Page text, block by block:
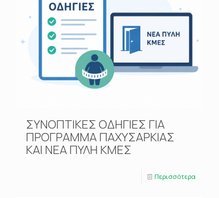
ΣΥΝΟΠΤΙΚΕΣ ΟΔΗΓΙΕΣ ΓΙΑ
ΠΡΟΓΡΑΜΜΑ ΠΑΧΥΣΑΡΚΙΑΣ
ΚΑΙ ΝΕΑ ΠΥΛΗ ΚΜΕΣ
Περισσότερα